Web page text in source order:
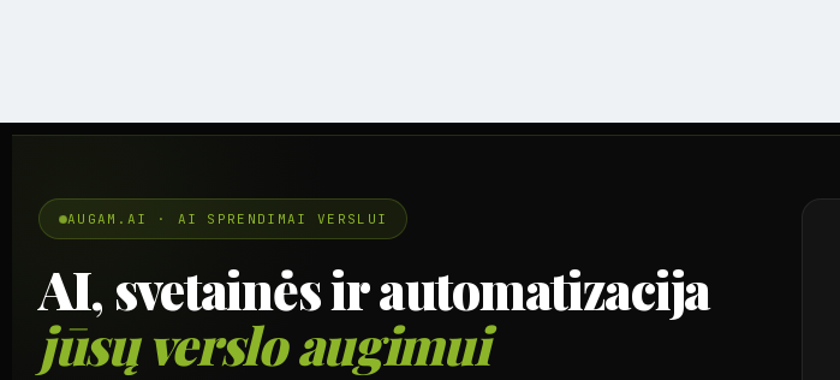
AUGAM.AI · AI SPRENDIMAI VERSLUI
AI, svetainės ir automatizacija
jūsų verslo augimui